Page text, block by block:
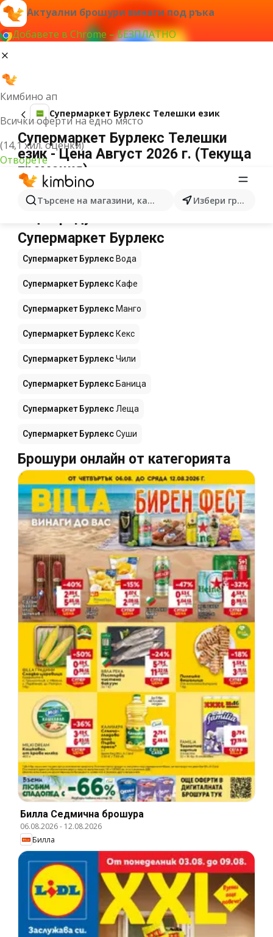
Актуални брошури винаги под ръка
Добавете в Chrome – БЕЗПЛАТНО
Кимбино ап
Всички оферти на едно място
(14,1 хил. оценки)
Отворете
Търсене на магазини, категории, продукти...Избери град
Супермаркет Бурлекс Телешки език
Супермаркет Бурлекс Телешки
език - Цена Август 2026 г. (Текуща
промоция)
Не можахме да намерим резултати за този
термин.
Супермаркет Бурлекс
Супермаркет Бурлекс Вода
Супермаркет Бурлекс Кафе
Супермаркет Бурлекс Манго
Супермаркет Бурлекс Кекс
Супермаркет БурлексЧили
Супермаркет Бурлекс Баница
Супермаркет Бурлекс Леща
Супермаркет БурлексСуши
Брошури онлайн от категорията
Билла Cедмична брошура
06.08.2026- 12.08.2026
Билла